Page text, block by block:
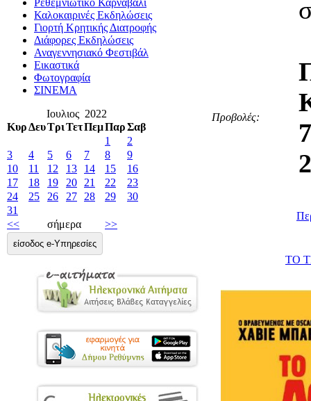
Ρεθεμνιώτικο Καρναβάλι
Καλοκαιρινές Εκδηλώσεις
Γιορτή Κρητικής Διατροφής
Διάφορες Εκδηλώσεις
Αναγεννησιακό Φεστιβάλ
Εικαστικά
Φωτογραφία
ΣΙΝΕΜΑ
Ιουλιος 2022
ΚυρΔευΤριΤετΠεμΠαρΣαβ
1
2
3
4 5 6 7 8
9
10
11 12 13 14 15
16
17
18 19 20 21 22
23
24
25 26 27 28 29
30
31
<<
σήμερα >>
είσοδος e-Υπηρεσίες
Προβολές:
ΤΟ